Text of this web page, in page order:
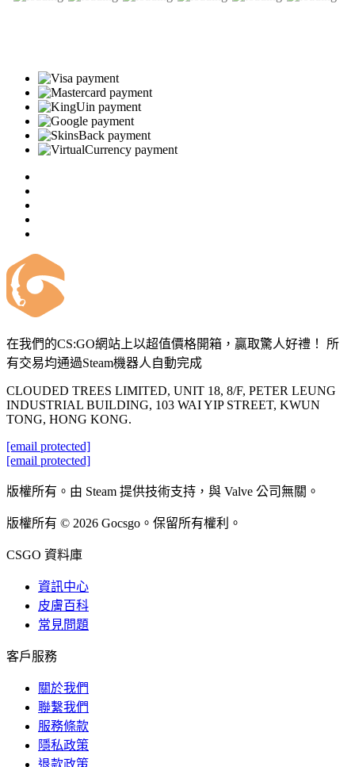
在我們的CS:GO網站上以超值價格開箱，贏取驚人好禮！ 所
有交易均通過Steam機器人自動完成
CLOUDED TREES LIMITED, UNIT 18, 8/F, PETER LEUNG
INDUSTRIAL BUILDING, 103 WAI YIP STREET, KWUN
TONG, HONG KONG.
[email protected]
[email protected]
版權所有。由 Steam 提供技術支持，與 Valve 公司無關。
版權所有 © 2026 Gocsgo。保留所有權利。
CSGO 資料庫
資訊中心
皮膚百科
常見問題
客戶服務
關於我們
聯繫我們
服務條款
隱私政策
退款政策